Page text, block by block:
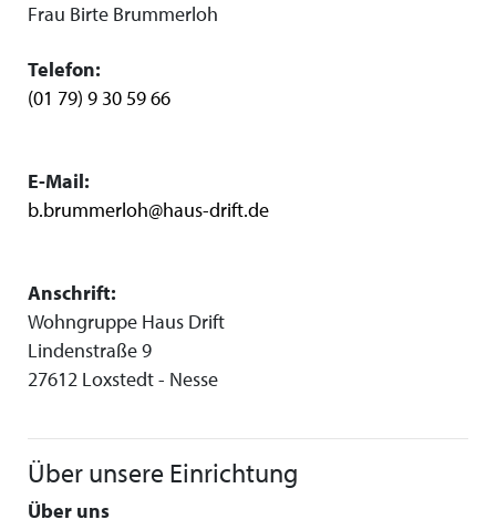
Frau Birte Brummerloh
Telefon:
(01 79) 9 30 59 66
E-Mail:
b.brummerloh@haus-drift.de
Anschrift:
Wohngruppe Haus Drift
Lindenstraße 9
27612 Loxstedt - Nesse
Über unsere Einrichtung
Über uns